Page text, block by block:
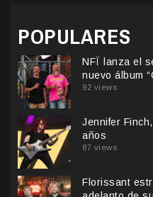
POPULARES
NFÏ lanza el
nuevo álbum
92 views
Jennifer
años
87 views
Florissant